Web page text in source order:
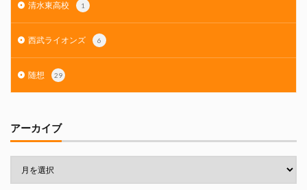
清水東高校 1
西武ライオンズ 6
随想 29
アーカイブ